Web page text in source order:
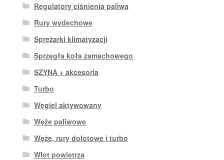
Regulatory ciśnienia paliwa
Rury wydechowe
Sprężarki klimatyzacji
Sprzęgła koła zamachowego
SZYNA + akcesoria
Turbo
Węgiel aktywowany
Węże paliwowe
Węże, rury dolotowe i turbo
Wlot powietrza